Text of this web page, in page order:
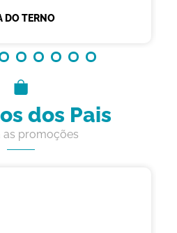
DO TERNO
dos Pais
as promoções